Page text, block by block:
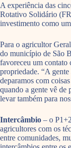
A experiência das
Rotativo Solidário
investimento como
Para o agricultor
do município de São
favoreceu um contato
propriedade. “A gente
deparamos com
quando a gente vê de
levar também para
Intercâmbio – o
agricultores com os
entre comunidades,